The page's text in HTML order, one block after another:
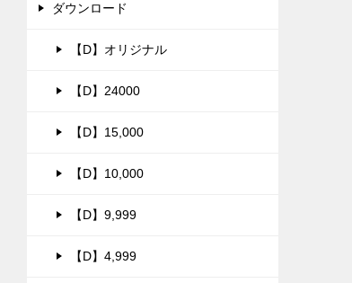
ダウンロード
【D】オリジナル
【D】24000
【D】15,000
【D】10,000
【D】9,999
【D】4,999